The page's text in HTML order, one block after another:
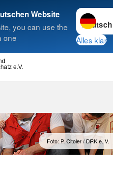
Website
you can use the
one
Sprache
Alles klar
e.V.
Suche
Foto: P. Citoler / DRK e. V.